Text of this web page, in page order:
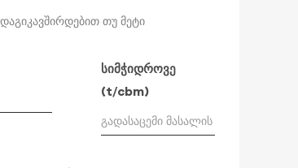
თუ მეტი
სიმჭიდროვე
(t/cbm)